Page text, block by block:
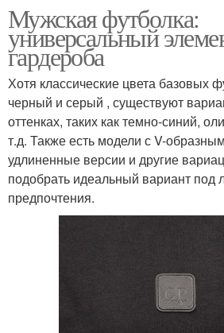
Мужская футболка:
универсальный
гардероба
Хотя классические цвета базовых
черный и серый , существуют
оттенках, таких как темно-синий,
т.д. Также есть модели с V-
удлиненные версии и другие
подобрать идеальный вариант под
предпочтения.